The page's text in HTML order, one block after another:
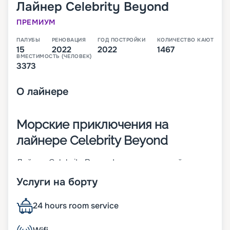
Лайнер Celebrity Beyond
ПРЕМИУМ
ПАЛУБЫ
15
РЕНОВАЦИЯ
2022
ГОД ПОСТРОЙКИ
2022
КОЛИЧЕСТВО КАЮТ
1467
ВМЕСТИМОСТЬ (ЧЕЛОВЕК)
3373
О лайнере
Морские приключения на
лайнере Celebrity Beyond
Лайнер Celebrity Beyond – судно постройки 2022
метров и ширину 39 метров. На судне
оснащена всеми необходимыми удобствами и
различными заведениями, которые скрасят
досуг. На теплоходе могут разместиться 3260
Услуги на борту
24 hours room service